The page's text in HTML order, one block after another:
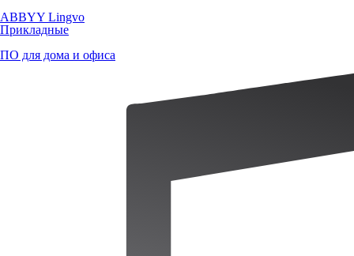
ABBYY Lingvo
Прикладные
ПО для дома и офиса